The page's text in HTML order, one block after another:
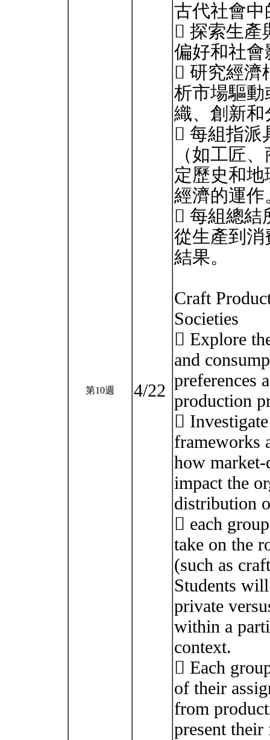
第10週 4/22
古代社會
 探索生產
偏好和社
 研究經濟
析市場驅
織、創新和
 每組指派
（如工匠
定歷史和
經濟的運作
 每組總結
從生產到
結果。
Craft
Societies
 Explore
and
preferences
production

frameworks
how
impact the
distribution
 each
take on the
(such as
Students
private
within a
context.
 Each
of their
from
present